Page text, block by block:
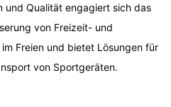
und Qualität engagiert sich das
von Freizeit- und
Freien und bietet Lösungen für
von Sportgeräten.